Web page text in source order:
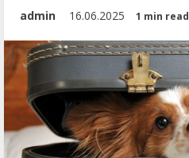
admin 16.06.2025 1 min read